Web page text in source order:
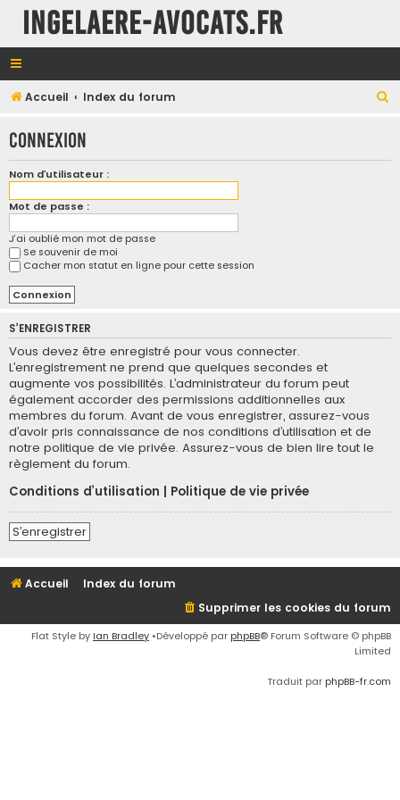
INGELAERE-AVOCATS.FR
Accueil Index du forum
h
Connexion
Nom d’utilisateur :
Mot de passe :
J’ai oublié mon mot de passe
Se souvenir de moi
Cacher mon statut en ligne pour cette session
S’ENREGISTRER
Vous devez être enregistré pour vous connecter.
L’enregistrement ne prend que quelques secondes et
augmente vos possibilités. L’administrateur du forum peut
également accorder des permissions additionnelles aux
membres du forum. Avant de vous enregistrer, assurez-vous
d’avoir pris connaissance de nos conditions d’utilisation et de
notre politique de vie privée. Assurez-vous de bien lire tout le
règlement du forum.
Conditions d’utilisation | Politique de vie privée
S’enregistrer
Accueil
Index du forum
Supprimer les cookies du forum
Flat Style by Ian Bradley •Développé par phpBB® Forum Software © phpBB
Limited
Traduit par phpBB-fr.com